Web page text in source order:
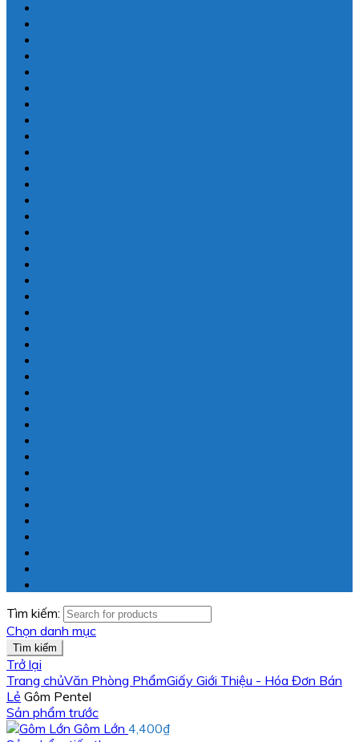
Tìm kiếm:
Chọn danh mục
Tìm kiếm
Trở lại
Trang chủVăn Phòng PhẩmGiấy Giới Thiệu - Hóa Đơn Bán
Lẻ Gôm Pentel
Sản phẩm trước
Gôm Lớn 4,400₫